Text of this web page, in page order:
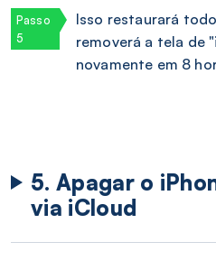
Isso restaurará
removerá a tela de
novamente em 8
5. Apagar o
via iCloud